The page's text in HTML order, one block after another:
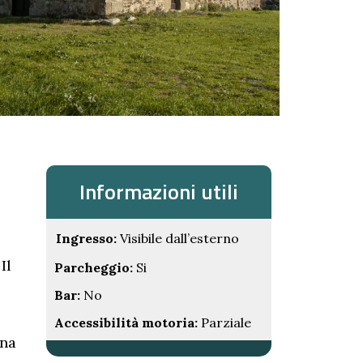
Informazioni utili
Ingresso:Visibile dall’esterno
Parcheggio:Si
Bar:No
Accessibilità motoria:Parziale